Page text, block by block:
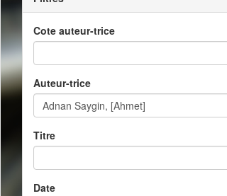
Cote auteur-trice
Auteur-trice
Titre
Date